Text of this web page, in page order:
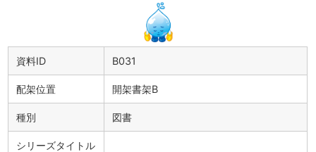
資料ID B031
配架位置 開架書架B
種別 図書
シリーズタイトル